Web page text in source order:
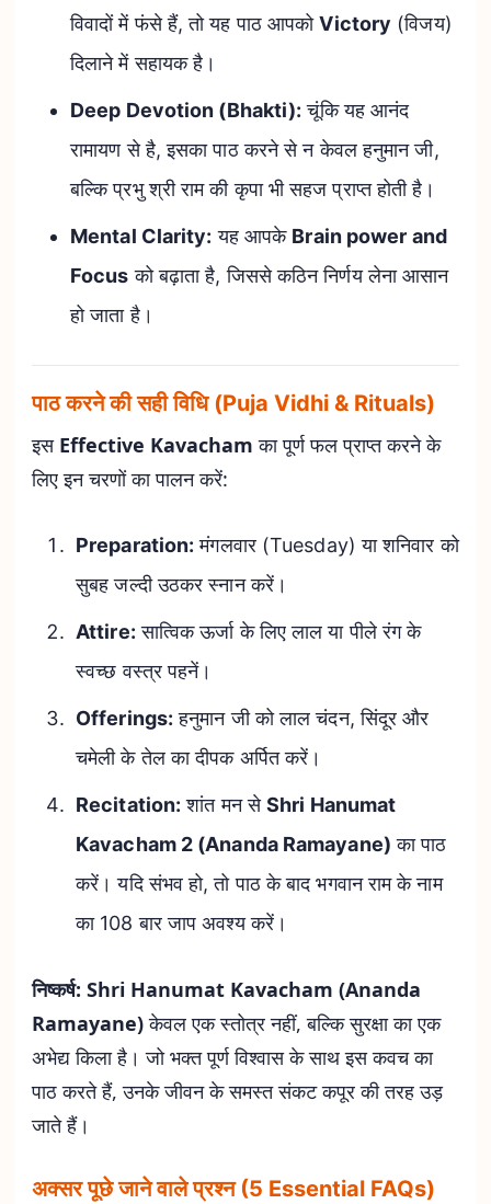
विवादों में फंसे हैं, तो यह पाठ आपकोVictory (विजय)
दिलाने में सहायक है।
Deep Devotion (Bhakti): चूंकि यह आनंद
रामायण से है, इसका पाठ करने से न केवल हनुमान जी,
बल्कि प्रभु श्री राम की कृपा भी सहज प्राप्त होती है।
Mental Clarity: यह आपके Brain power and
Focus को बढ़ाता है, जिससे कठिन निर्णय लेना आसान
हो जाता है।
पाठ करने की सही विधि (Puja Vidhi & Rituals)
इस Effective Kavacham का पूर्ण फल प्राप्त करने के
लिए इन चरणों का पालन करें:
Preparation: मंगलवार (Tuesday) या शनिवार को
सुबह जल्दी उठकर स्नान करें।
Attire: सात्विक ऊर्जा के लिए लाल या पीले रंग के
स्वच्छ वस्त्र पहनें।
Offerings: हनुमान जी को लाल चंदन, सिंदूर और
चमेली के तेल का दीपक अर्पित करें।
Recitation: शांत मन सेShri Hanumat
Kavacham 2 (Ananda Ramayane) का पाठ
करें। यदि संभव हो, तो पाठ के बाद भगवान राम के नाम
का 108 बार जाप अवश्य करें।
निष्कर्ष: Shri Hanumat Kavacham (Ananda
Ramayane)केवल एक स्तोत्र नहीं, बल्कि सुरक्षा का एक
अभेद्य किला है। जो भक्त पूर्ण विश्वास के साथ इस कवच का
पाठ करते हैं, उनके जीवन के समस्त संकट कपूर की तरह उड़
जाते हैं।
अक्सर पूछे जाने वाले प्रश्न (5 Essential FAQs)